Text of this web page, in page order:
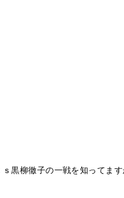
ｓ黒柳徹子の一戦を知ってま